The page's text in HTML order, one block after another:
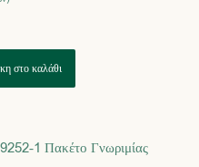
στο καλάθι
1 Πακέτο Γνωριμίας